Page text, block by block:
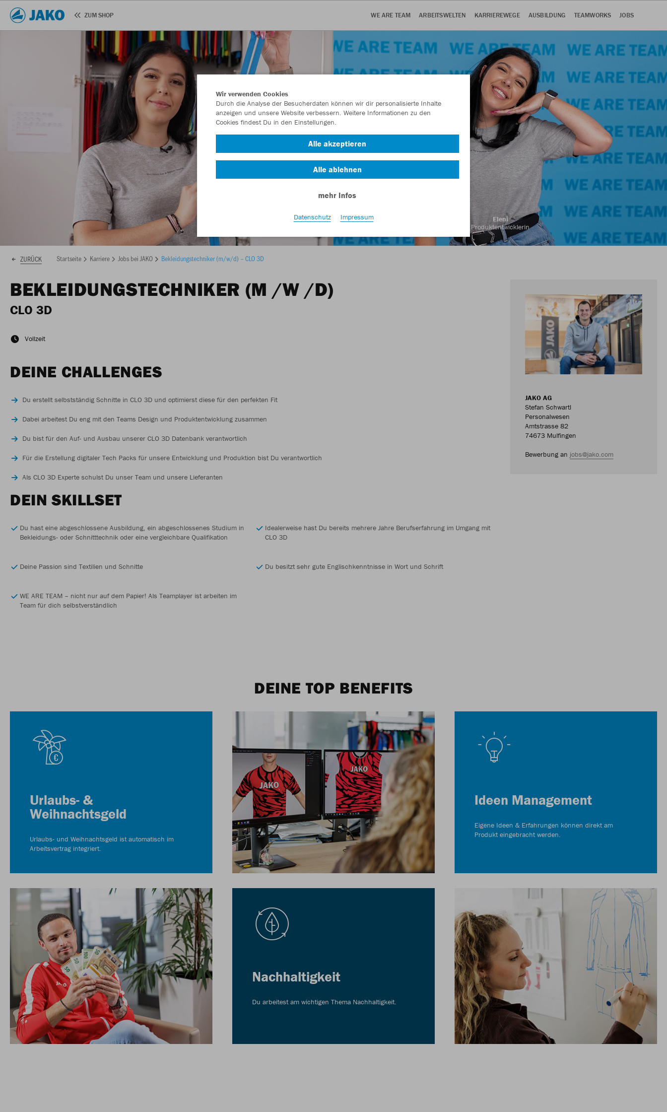
ZUM SHOP WE ARE TEAM ARBEITSWELTEN KARRIEREWEGE AUSBILDUNG TEAMWORKS JOBS
Eleni
Produktentwicklerin
ZURÜCK Startseite Karriere Jobs bei JAKO Bekleidungstechniker (m/w/d) – CLO 3D
BEKLEIDUNGSTECHNIKER (M /W /D)
CLO 3D
Vollzeit
DEINE CHALLENGES
Du erstellt selbstständig Schnitte in CLO 3D und optimierst diese für den perfekten Fit
Dabei arbeitest Du eng mit den Teams Design und Produktentwicklung zusammen
Du bist für den Auf- und Ausbau unserer CLO 3D Datenbank verantwortlich
Für die Erstellung digitaler Tech Packs für unsere Entwicklung und Produktion bist Du verantwortlich
Als CLO 3D Experte schulst Du unser Team und unsere Lieferanten
DEIN SKILLSET
Du hast eine abgeschlossene Ausbildung, ein abgeschlossenes Studium in
Bekleidungs- oder Schnitttechnik oder eine vergleichbare Qualifikation
Idealerweise hast Du bereits mehrere Jahre Berufserfahrung im Umgang mit
CLO 3D
Deine Passion sind Textilien und Schnitte Du besitzt sehr gute Englischkenntnisse in Wort und Schrift
WE ARE TEAM – nicht nur auf dem Papier! Als Teamplayer ist arbeiten im
Team für dich selbstverständlich
JAKO AG
Stefan Schwartl
Personalwesen
Amtstrasse 82
74673 Mulfingen
Bewerbung an jobs@jako.com
DEINE TOP BENEFITS
Urlaubs- &
Weihnachtsgeld
Urlaubs- und Weihnachtsgeld ist automatisch im
Arbeitsvertrag integriert.
Ideen Management
Eigene Ideen & Erfahrungen können direkt am
Produkt eingebracht werden.
Nachhaltigkeit
Du arbeitest am wichtigen Thema Nachhaltigkeit.
Wir verwenden Cookies
Durch die Analyse der Besucherdaten können wir dir personalisierte Inhalte
anzeigen und unsere Website verbessern. Weitere Informationen zu den
Cookies findest Du in den Einstellungen.
Alle akzeptieren
Alle ablehnen
mehr Infos
Datenschutz Impressum